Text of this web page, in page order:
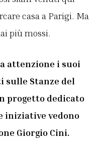
casa a Parigi. Ma
più mossi.
attenzione i suoi
sulle Stanze del
progetto dedicato
iniziative vedono
Giorgio Cini.